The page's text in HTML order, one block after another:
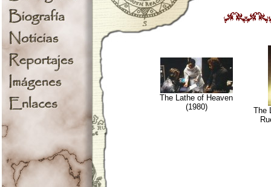
The Lathe of Heaven
(1980)
The